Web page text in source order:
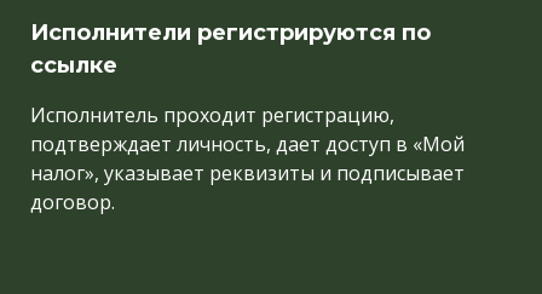
Исполнители регистрируются по
ссылке
Исполнитель проходит регистрацию,
подтверждает личность, дает доступ в «Мой
налог», указывает реквизиты и подписывает
договор.